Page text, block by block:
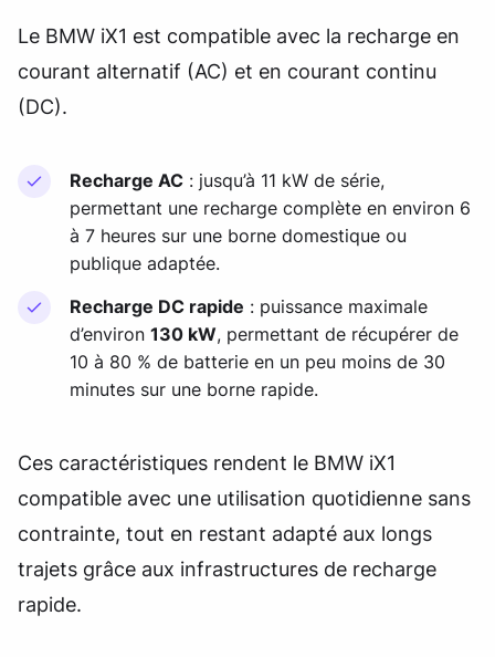
Le BMW iX1 est compatible avec la recharge en
courant alternatif (AC) et en courant continu
(DC).
Recharge AC : jusqu’à 11 kW de série,
permettant une recharge complète en environ 6
à 7 heures sur une borne domestique ou
publique adaptée.
Recharge DC rapide : puissance maximale
d’environ 130 kW, permettant de récupérer de
10 à 80 % de batterie en un peu moins de 30
minutes sur une borne rapide.
Ces caractéristiques rendent le BMW iX1
compatible avec une utilisation quotidienne sans
contrainte, tout en restant adapté aux longs
trajets grâce aux infrastructures de recharge
rapide.